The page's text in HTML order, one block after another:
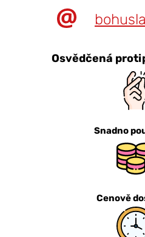
Osvědčená
Snadno
Cenově